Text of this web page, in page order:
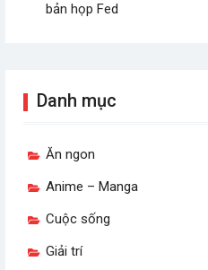
bản họp Fed
Danh mục
Ăn ngon
Anime – Manga
Cuộc sống
Giải trí